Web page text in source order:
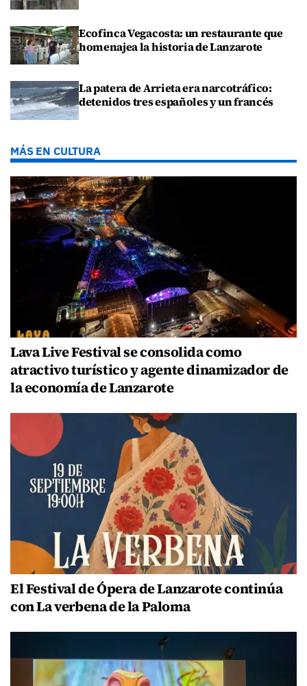
Ecofinca Vegacosta: un restaurante que
homenajea la historia de Lanzarote
La patera de Arrieta era narcotráfico:
detenidos tres españoles y un francés
MÁS EN CULTURA
Lava Live Festival se consolida como
atractivo turístico y agente dinamizador de
la economía de Lanzarote
El Festival de Ópera de Lanzarote continúa
con La verbena de la Paloma